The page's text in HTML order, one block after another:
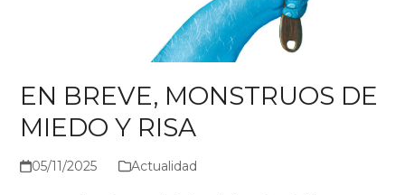
EN BREVE, MONSTRUOS DE
MIEDO Y RISA
05/11/2025 Actualidad